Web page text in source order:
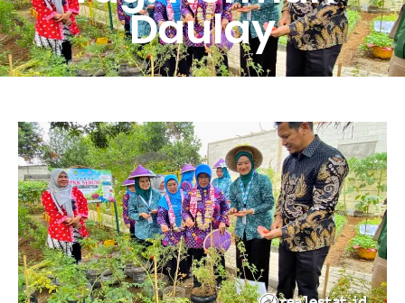
Daulay